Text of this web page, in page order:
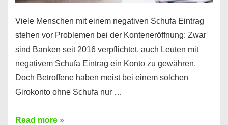
Viele Menschen mit einem negativen Schufa Eintrag
stehen vor Problemen bei der Konteneröffnung: Zwar
sind Banken seit 2016 verpflichtet, auch Leuten mit
negativem Schufa Eintrag ein Konto zu gewähren.
Doch Betroffene haben meist bei einem solchen
Girokonto ohne Schufa nur …
Günstiges
Read more »